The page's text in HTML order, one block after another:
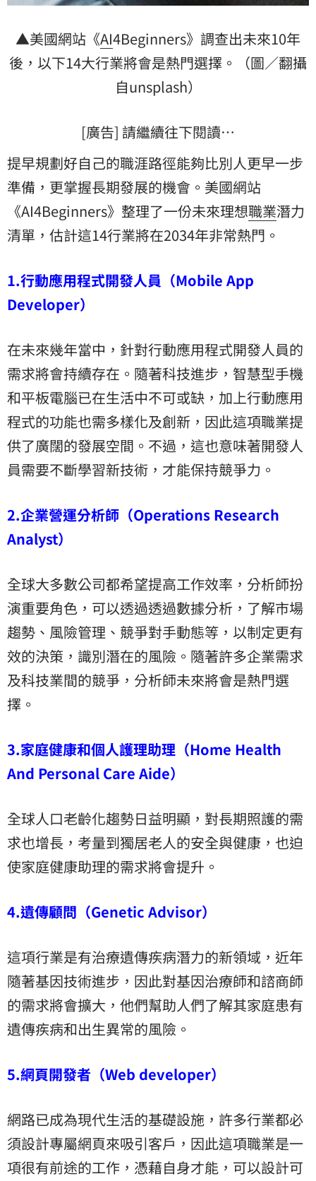
▲美國網站《AI4Beginners》調查出未來10年
後，以下14大行業將會是熱門選擇。（圖／翻攝
自unsplash）
[廣告] 請繼續往下閱讀…
提早規劃好自己的職涯路徑能夠比別人更早一步
準備，更掌握長期發展的機會。美國網站
《AI4Beginners》整理了一份未來理想職業潛力
清單，估計這14行業將在2034年非常熱門。
1.行動應用程式開發人員（Mobile App
Developer）
在未來幾年當中，針對行動應用程式開發人員的
需求將會持續存在。隨著科技進步，智慧型手機
和平板電腦已在生活中不可或缺，加上行動應用
程式的功能也需多樣化及創新，因此這項職業提
供了廣闊的發展空間。不過，這也意味著開發人
員需要不斷學習新技術，才能保持競爭力。
2.企業營運分析師（Operations Research
Analyst）
全球大多數公司都希望提高工作效率，分析師扮
演重要角色，可以透過透過數據分析，了解市場
趨勢、風險管理、競爭對手動態等，以制定更有
效的決策，識別潛在的風險。隨著許多企業需求
及科技業間的競爭，分析師未來將會是熱門選
擇。
3.家庭健康和個人護理助理（Home Health
And Personal Care Aide）
全球人口老齡化趨勢日益明顯，對長期照護的需
求也增長，考量到獨居老人的安全與健康，也迫
使家庭健康助理的需求將會提升。
4.遺傳顧問（Genetic Advisor）
這項行業是有治療遺傳疾病潛力的新領域，近年
隨著基因技術進步，因此對基因治療師和諮商師
的需求將會擴大，他們幫助人們了解其家庭患有
遺傳疾病和出生異常的風險。
5.網頁開發者（Web developer）
網路已成為現代生活的基礎設施，許多行業都必
須設計專屬網頁來吸引客戶，因此這項職業是一
項很有前途的工作，憑藉自身才能，可以設計可